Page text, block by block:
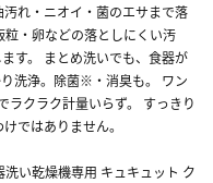
れ・ニオイ・菌のエサまで落
・卵などの落としにくい汚
す。 まとめ洗いでも、食器が
洗浄。除菌※・消臭も。 ワン
ラクラク計量いらず。 すっきり
ではありません。
い乾燥機専用 キュキュット ク